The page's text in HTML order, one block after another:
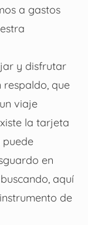
a gastos
y disfrutar
respaldo, que
viaje
la tarjeta
puede
en
aquí
de